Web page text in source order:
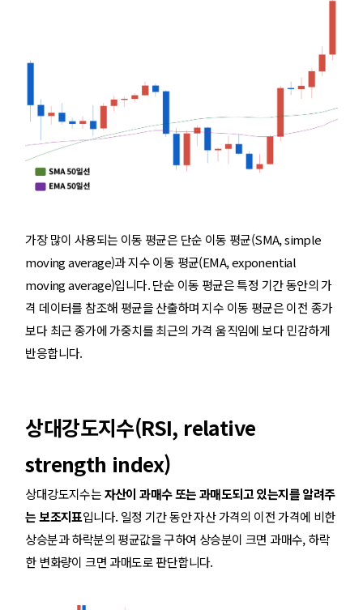
가장 많이 사용되는 이동 평균은 단순 이동 평균(SMA, simple
moving average)과 지수 이동 평균(EMA, exponential
moving average)입니다. 단순 이동 평균은 특정 기간 동안의 가
격 데이터를 참조해 평균을 산출하며 지수 이동 평균은 이전 종가
보다 최근 종가에 가중치를 최근의 가격 움직임에 보다 민감하게
반응합니다.
상대강도지수(RSI, relative
strength index)
상대강도지수는자산이 과매수 또는 과매도되고 있는지를 알려주
는 보조지표입니다. 일정 기간 동안 자산 가격의 이전 가격에 비한
상승분과 하락분의 평균값을 구하여 상승분이 크면 과매수, 하락
한 변화량이 크면 과매도로 판단합니다.